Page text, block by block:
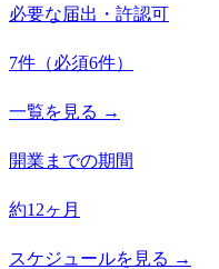
必要な届出・許認可
7件 （必須6件）
一覧を見る →
開業までの期間
約12ヶ月
スケジュールを見る →